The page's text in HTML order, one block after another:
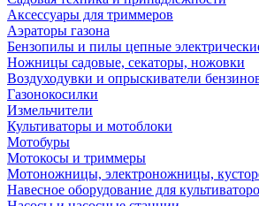
Аксессуары для триммеров
Аэраторы газона
Бензопилы и пилы цепные
Ножницы садовые, секаторы, ножовки
Воздуходувки и опрыскиватели
Газонокосилки
Измельчители
Культиваторы и мотоблоки
Мотобуры
Мотокосы и триммеры
Мотоножницы, электроножницы,
Навесное оборудование для